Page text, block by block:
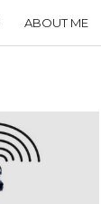
ABOUT ME